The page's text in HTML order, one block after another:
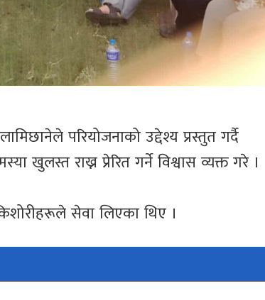
परियोजनाको उद्देश्य प्रस्तुत गर्दै
खुलस्त राख्न प्रेरित गर्ने विश्वास व्यक्त गरे ।
सेवा लिएका थिए ।